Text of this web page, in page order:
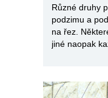
Různé druhy
podzimu a
na řez.
jiné naopak